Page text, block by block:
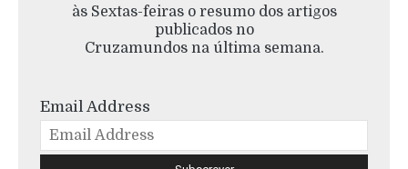
às Sextas-feiras o resumo dos artigos
publicados no
Cruzamundos na última semana.
Email Address